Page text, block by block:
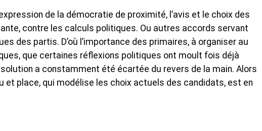
de la démocratie de proximité, l’avis et le choix des
contre les calculs politiques. Ou autres accords servant
des partis. D’où l’importance des primaires, à organiser au
que certaines réflexions politiques ont moult fois déjà
a constamment été écartée du revers de la main. Alors
et place, qui modélise les choix actuels des candidats, est en